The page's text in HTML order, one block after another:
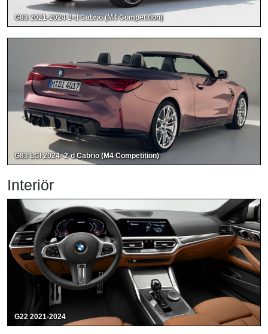
G83 2021-2024 2-d Cabrio (M4 Competition)
G83 LCI 2024- 2-d Cabrio (M4 Competition)
Interiör
G22 2021-2024